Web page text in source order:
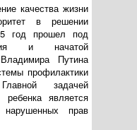
качества жизни
в решении
год прошел под
и начатой
Путина
профилактики
задачей
является
прав